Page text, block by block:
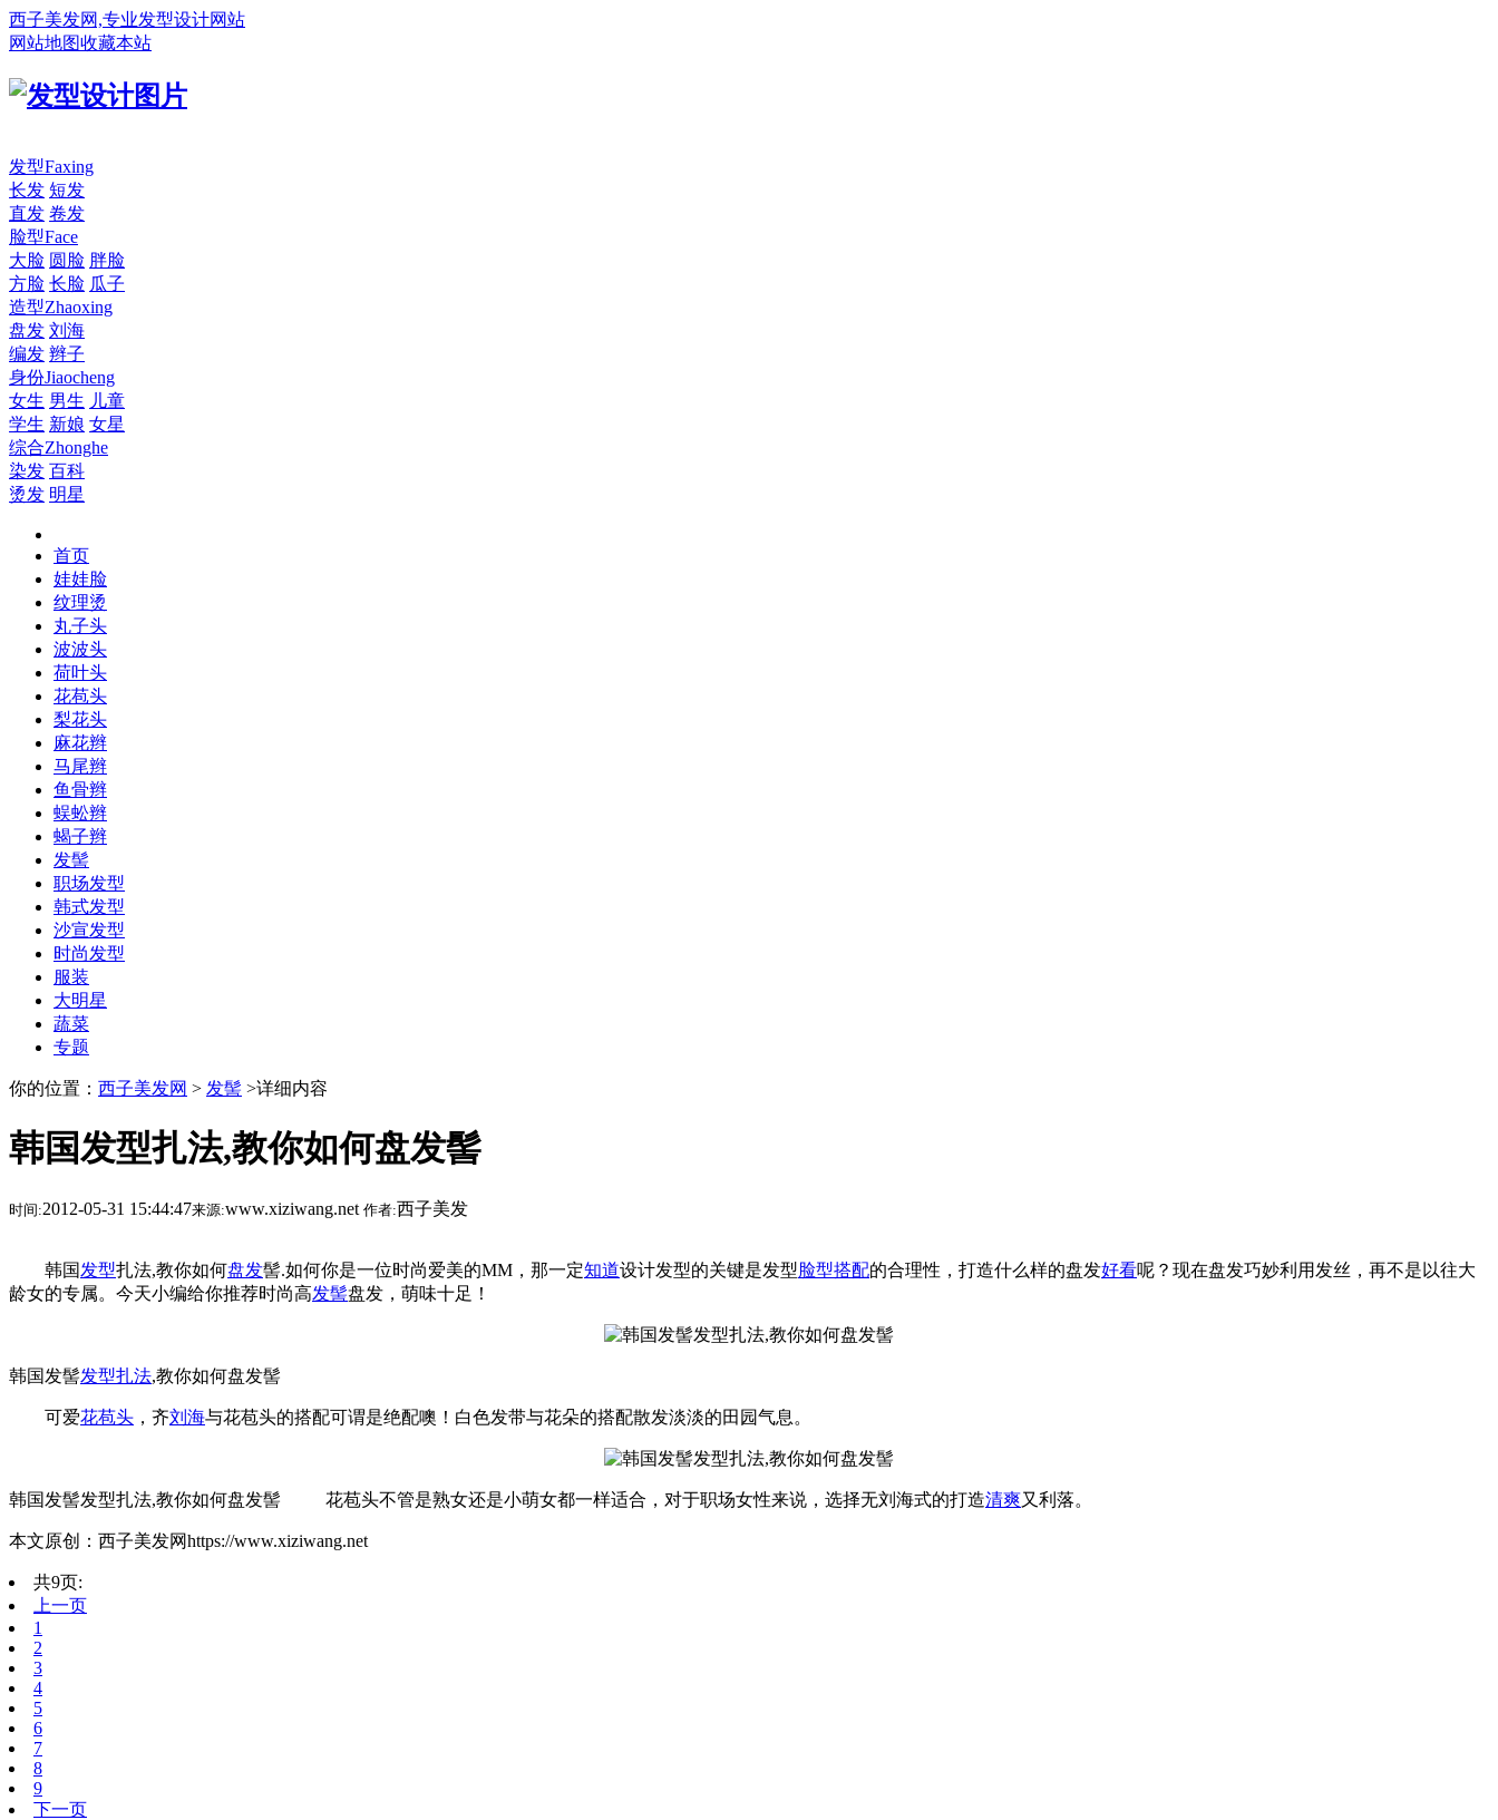
西子美发网,专业发型设计网站
网站地图收藏本站
发型Faxing
长发 短发
直发 卷发
脸型Face
大脸 圆脸 胖脸
方脸 长脸 瓜子
造型Zhaoxing
盘发 刘海
编发 辫子
身份Jiaocheng
女生 男生 儿童
学生 新娘 女星
综合Zhonghe
染发 百科
烫发 明星
首页
娃娃脸
纹理烫
丸子头
波波头
荷叶头
花苞头
梨花头
麻花辫
马尾辫
鱼骨辫
蜈蚣辫
蝎子辫
发髻
职场发型
韩式发型
沙宣发型
时尚发型
服装
大明星
蔬菜
专题
你的位置： 西子美发网 > 发髻 >详细内容
韩国发型扎法,教你如何盘发髻
时间:2012-05-31 15:44:47来源:www.xiziwang.net 作者:西子美发
韩国发型扎法,教你如何盘发髻.如何你是一位时尚爱美的MM，那一定知道设计发型的关键是发型脸型搭配的合理性，打造什么样的盘发好看呢？现在盘发巧妙利用发丝，再不是以往大
龄女的专属。今天小编给你推荐时尚高发髻盘发，萌味十足！
韩国发髻发型扎法,教你如何盘发髻
可爱花苞头 ，齐刘海与花苞头的搭配可谓是绝配噢！白色发带与花朵的搭配散发淡淡的田园气息。
韩国发髻发型扎法,教你如何盘发髻 花苞头不管是熟女还是小萌女都一样适合，对于职场女性来说，选择无刘海式的打造清爽又利落。
本文原创：西子美发网https://www.xiziwang.net
共9页:
上一页
1
2
3
4
5
6
7
8
9
下一页